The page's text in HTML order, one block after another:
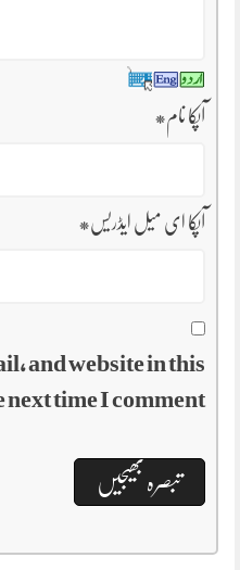
آپکا نام*
آپکا ای میل ایڈریس*
and website in this
time I comment.